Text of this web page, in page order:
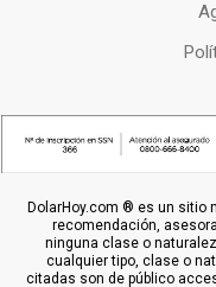
DolarHoy.com ® es un sitio
recomendación,
ninguna clase o
cualquier tipo, clase o
citadas son de público